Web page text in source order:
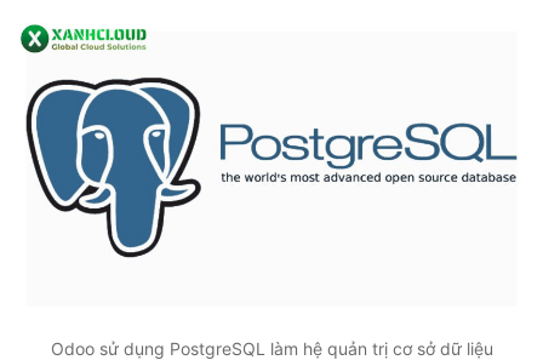
Odoo sử dụng PostgreSQL làm hệ quản trị cơ sở dữ liệu